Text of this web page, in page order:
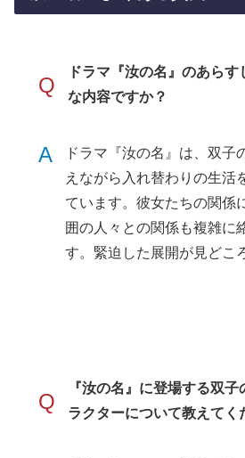
Q
ドラマ『汝の名』のあらす
な内容ですか？
A
ドラマ『汝の名』は、双子
えながら入れ替わりの生活
ています。彼女たちの関係
囲の人々との関係も複雑に
す。緊迫した展開が見どこ
Q
『汝の名』に登場する双子
ラクターについて教えてく